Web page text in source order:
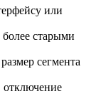
или
старыми
сегмента
отключение